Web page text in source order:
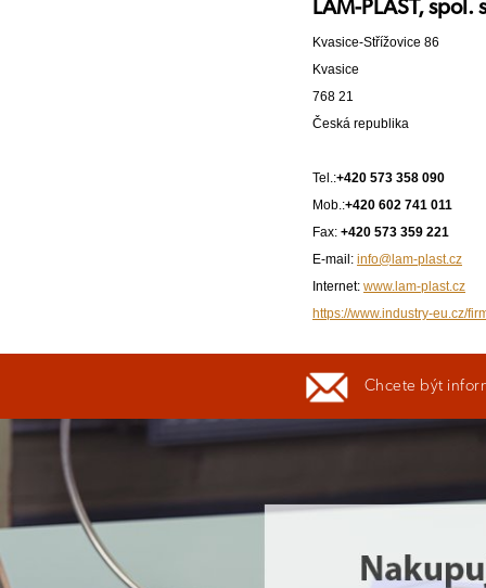
LAM-PLAST, spol.
Kvasice-Střížovice 86
Kvasice
768 21
Česká republika
Tel.:+420 573 358 090
Mob.:+420 602 741 011
Fax: +420 573 359 221
E-mail: info@lam-plast.cz
Internet: www.lam-plast.cz
https://www.industry-eu.cz/
Chcete být